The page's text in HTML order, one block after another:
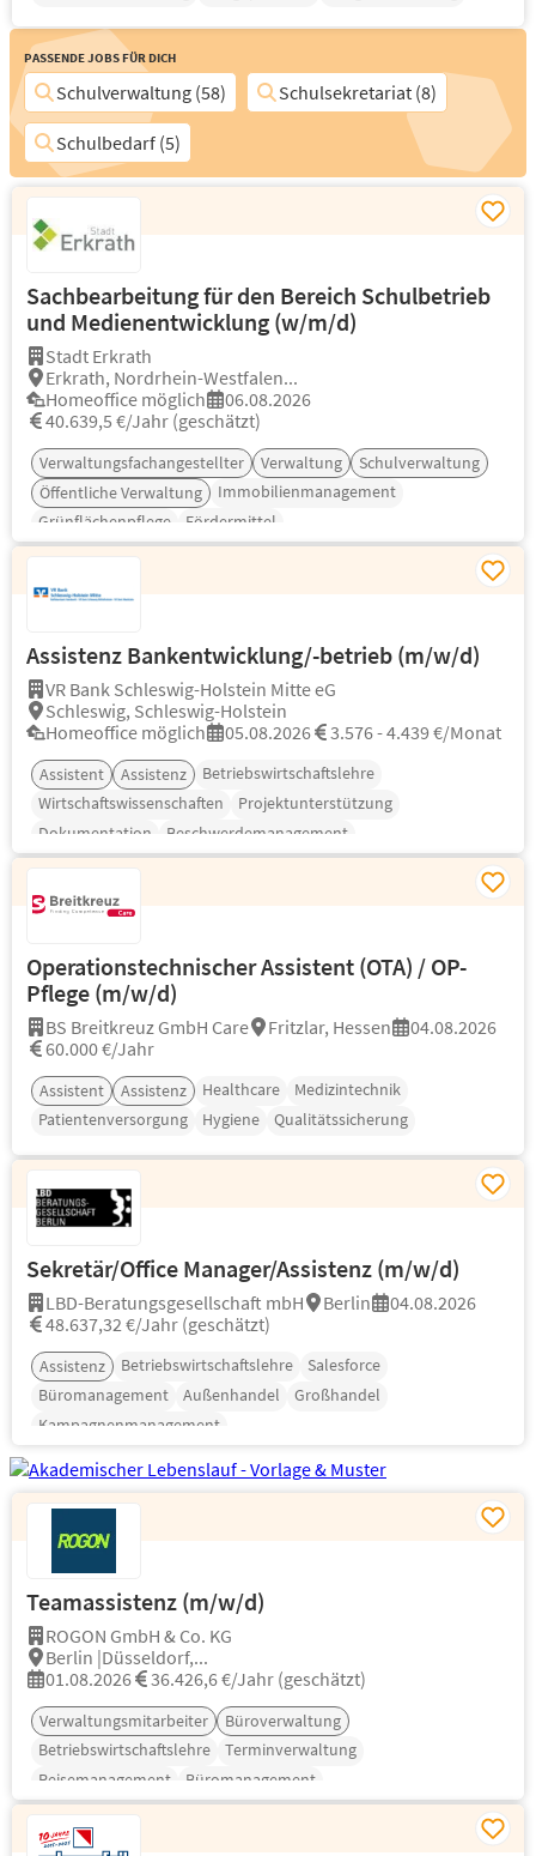
Passende Jobs für Dich
Schulverwaltung (58)
Schulsekretariat (8)
Schulbedarf (5)
Sachbearbeitung für den Bereich Schulbetrieb
und Medienentwicklung (w/m/d)
Stadt Erkrath
Erkrath, Nordrhein-Westfalen...
Homeoffice möglich
06.08.2026
40.639,5 €/Jahr (geschätzt)
Verwaltungsfachangestellter Verwaltung
Schulverwaltung
Öffentliche Verwaltung
Immobilienmanagement
Grünflächenpflege
Fördermittel
Assistenz Bankentwicklung/-betrieb (m/w/d)
VR Bank Schleswig-Holstein Mitte eG
Schleswig, Schleswig-Holstein
Homeoffice möglich
05.08.2026 3.576 - 4.439 €/Monat
Assistent Assistenz
Betriebswirtschaftslehre
Wirtschaftswissenschaften
Projektunterstützung
Dokumentation
Beschwerdemanagement
Operationstechnischer Assistent (OTA) / OP-
Pflege (m/w/d)
BS Breitkreuz GmbH Care Fritzlar, Hessen
04.08.2026
60.000 €/Jahr
Assistent Assistenz Healthcare
Medizintechnik
Patientenversorgung
Hygiene Qualitätssicherung
Sekretär/Office Manager/Assistenz (m/w/d)
LBD-Beratungsgesellschaft mbH Berlin
04.08.2026
48.637,32 €/Jahr (geschätzt)
Assistenz Betriebswirtschaftslehre
Salesforce
Büromanagement
Außenhandel
Großhandel
Kampagnenmanagement
Teamassistenz (m/w/d)
ROGON GmbH & Co. KG
Berlin |Düsseldorf,...
01.08.2026
36.426,6 €/Jahr (geschätzt)
Verwaltungsmitarbeiter
Büroverwaltung
Betriebswirtschaftslehre
Terminverwaltung
Reisemanagement
Büromanagement
Veranstaltungsmanagement